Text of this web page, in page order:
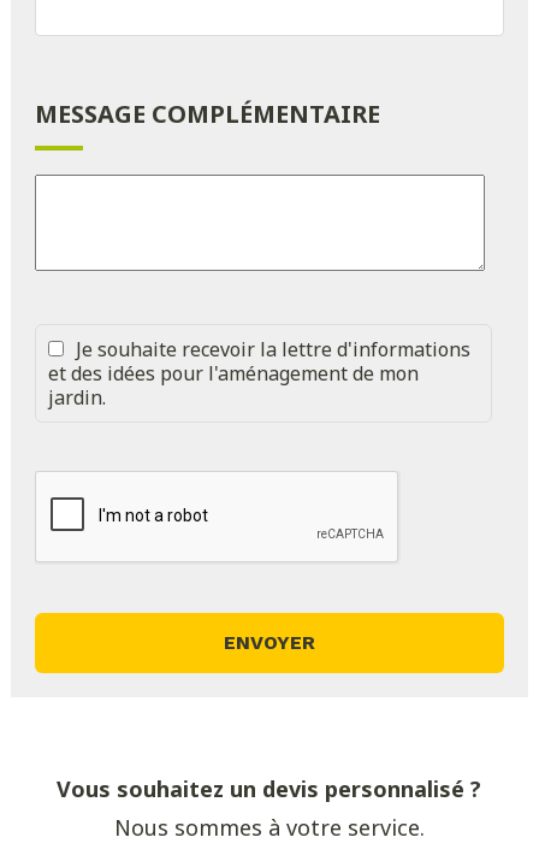
MESSAGE COMPLÉMENTAIRE
Je souhaite recevoir la lettre d'informations
et des idées pour l'aménagement de mon
jardin.
Vous souhaitez un devis personnalisé ?
Nous sommes à votre service.